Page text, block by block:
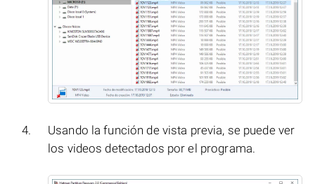
Usando la función de vista previa, se puede ver
los videos detectados por el programa.